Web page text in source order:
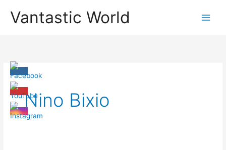
Vantastic World
Nino Bixio